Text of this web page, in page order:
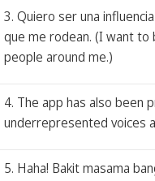
3. Quiero ser una
que me rodean. (I want to
people around me.)
4. The app has also been
underrepresented voices
5. Haha! Bakit masama